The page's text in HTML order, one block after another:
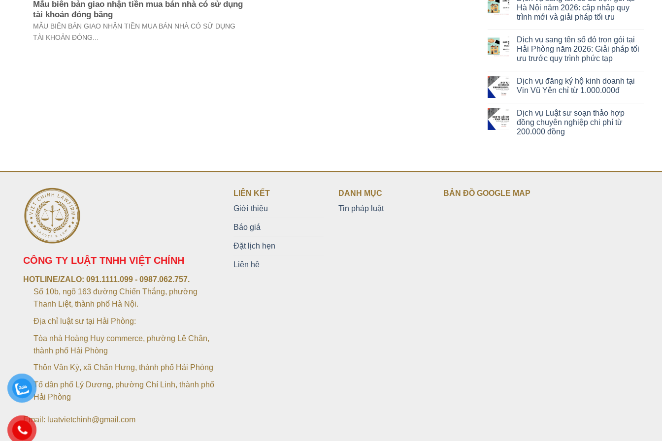
Mẫu biên bản giao nhận tiền mua bán nhà có sử dụng
tài khoản đóng băng
MẪU BIÊN BẢN GIAO NHẬN TIỀN MUA BÁN NHÀ CÓ SỬ DỤNG
TÀI KHOẢN ĐÓNG...
Hà Nội năm 2026: cập nhập quy
trình mới và giải pháp tối ưu
Dịch vụ sang tên sổ đỏ trọn gói tại
Hải Phòng năm 2026: Giải pháp tối
ưu trước quy trình phức tạp
Dịch vụ đăng ký hộ kinh doanh tại
Vin Vũ Yên chỉ từ 1.000.000đ
Dịch vụ Luật sư soạn thảo hợp
đồng chuyên nghiệp chi phí từ
200.000 đồng
CÔNG TY LUẬT TNHH VIỆT CHÍNH
HOTLINE/ZALO: 091.1111.099 - 0987.062.757.
Số 10b, ngõ 163 đường Chiến Thắng, phường
Thanh Liệt, thành phố Hà Nội.
Địa chỉ luật sư tại Hải Phòng:
Tòa nhà Hoàng Huy commerce, phường Lê Chân,
thành phố Hải Phòng
Thôn Vân Kỳ, xã Chấn Hưng, thành phố Hải Phòng
Tổ dân phố Lý Dương, phường Chí Linh, thành phố
Hải Phòng
Email: luatvietchinh@gmail.com
LIÊN KẾT
Giới thiệu
Báo giá
Đặt lịch hẹn
Liên hệ
DANH MỤC
Tin pháp luật
BẢN ĐỒ GOOGLE MAP